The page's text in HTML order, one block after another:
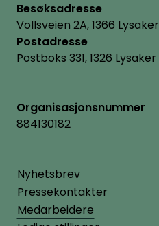
Besøksadresse
Vollsveien 2A, 1366 Lysaker
Postadresse
Postboks 331, 1326 Lysaker
Organisasjonsnummer
884130182
Nyhetsbrev
Pressekontakter
Medarbeidere